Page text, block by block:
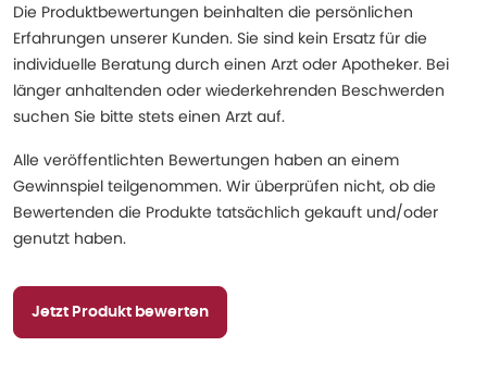
Die Produktbewertungen beinhalten die persönlichen
Erfahrungen unserer Kunden. Sie sind kein Ersatz für die
individuelle Beratung durch einen Arzt oder Apotheker. Bei
länger anhaltenden oder wiederkehrenden Beschwerden
suchen Sie bitte stets einen Arzt auf.
Alle veröffentlichten Bewertungen haben an einem
Gewinnspiel teilgenommen. Wir überprüfen nicht, ob die
Bewertenden die Produkte tatsächlich gekauft und/oder
genutzt haben.
Jetzt Produkt bewerten